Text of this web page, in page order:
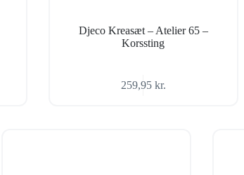
Djeco Kreasæt – Atelier 65 –
Korssting
259,95 kr.